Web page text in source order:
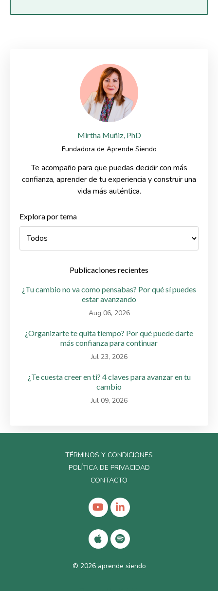
Mirtha Muñiz, PhD
Fundadora de Aprende Siendo
Te acompaño para que puedas decidir con más
confianza, aprender de tu experiencia y construir una
vida más auténtica.
Explora por tema
Publicaciones recientes
¿Tu cambio no va como pensabas? Por qué sí puedes
estar avanzando
Aug 06, 2026
¿Organizarte te quita tiempo? Por qué puede darte
más confianza para continuar
Jul 23, 2026
¿Te cuesta creer en ti? 4 claves para avanzar en tu
cambio
Jul 09, 2026
TÉRMINOS Y CONDICIONES
POLÍTICA DE PRIVACIDAD
CONTACTO
© 2026 aprende siendo